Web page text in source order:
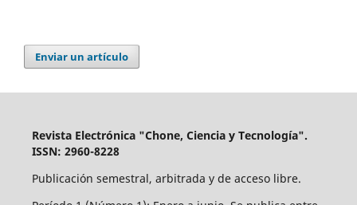
Enviar un artículo
Revista Electrónica "Chone, Ciencia y Tecnología".
ISSN: 2960-8228
Publicación semestral, arbitrada y de acceso libre.